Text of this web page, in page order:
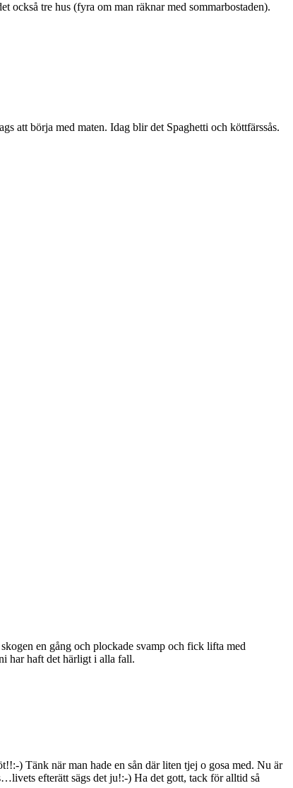
också tre hus (fyra om man räknar med sommarbostaden).
att börja med maten. Idag blir det Spaghetti och köttfärssås.
en gång och plockade svamp och fick lifta med
har haft det härligt i alla fall.
) Tänk när man hade en sån där liten tjej o gosa med. Nu är
efterätt sägs det ju!:-) Ha det gott, tack för alltid så